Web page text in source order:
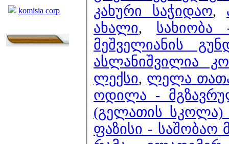
komisia corp
კახური საჭიდაო,
ახალი,
მეშველიანის
ასლანიშვილია
ლექსი, ლელა
ოდილა -
(გელათის სკოლა)
ფაზისი - საშობაო